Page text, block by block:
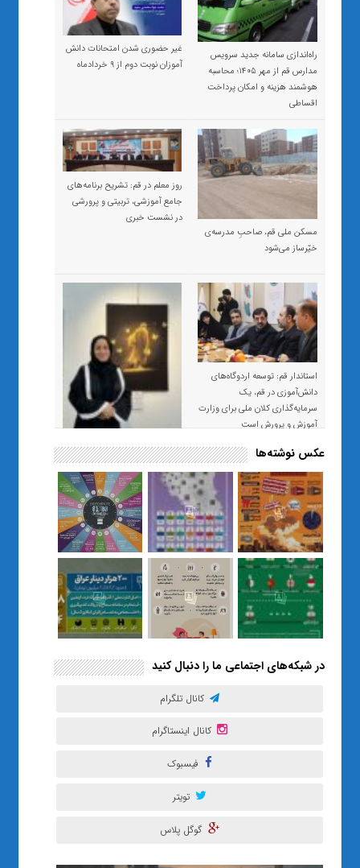
راه‌اندازی سامانه جدید سرویس
مدارس قم از مهر ۱۴۰۵؛ محاسبه
هوشمند هزینه و امکان پرداخت
اقساطی
غیر حضوری شدن امتحانات دانش
آموزان نوبت دوم از ۹ خردادماه
مسکن ملی قم، صاحبِ مدرسه‌ی
خیّرساز می‌شود
روز معلم در قم: تشریح برنامه‌های
جامع آموزشی، تربیتی و پرورشی
در نشست خبری
استاندار قم: توسعه اردوگاه‌های
دانش‌آموزی در قم، یک
سرمایه‌گذاری کلان ملی برای وزارت
آموزش و پرورش است
«صبر و اعتماد؛ روایت معلمی که
نسل Z را از بی‌هدفی به خودباوری
رساند / از یک کلاس ساده در قم تا
حضور مشترک معلم و هنرجویان
در مهم‌ترین گالری قرآنی هوش
مصنوعی تهران
عکس نوشته‌ها
در شبکه‌های اجتماعی ما را دنبال کنید
کانال تلگرام
کانال اینستاگرام
فیسبوک
تویتر
گوگل پلاس